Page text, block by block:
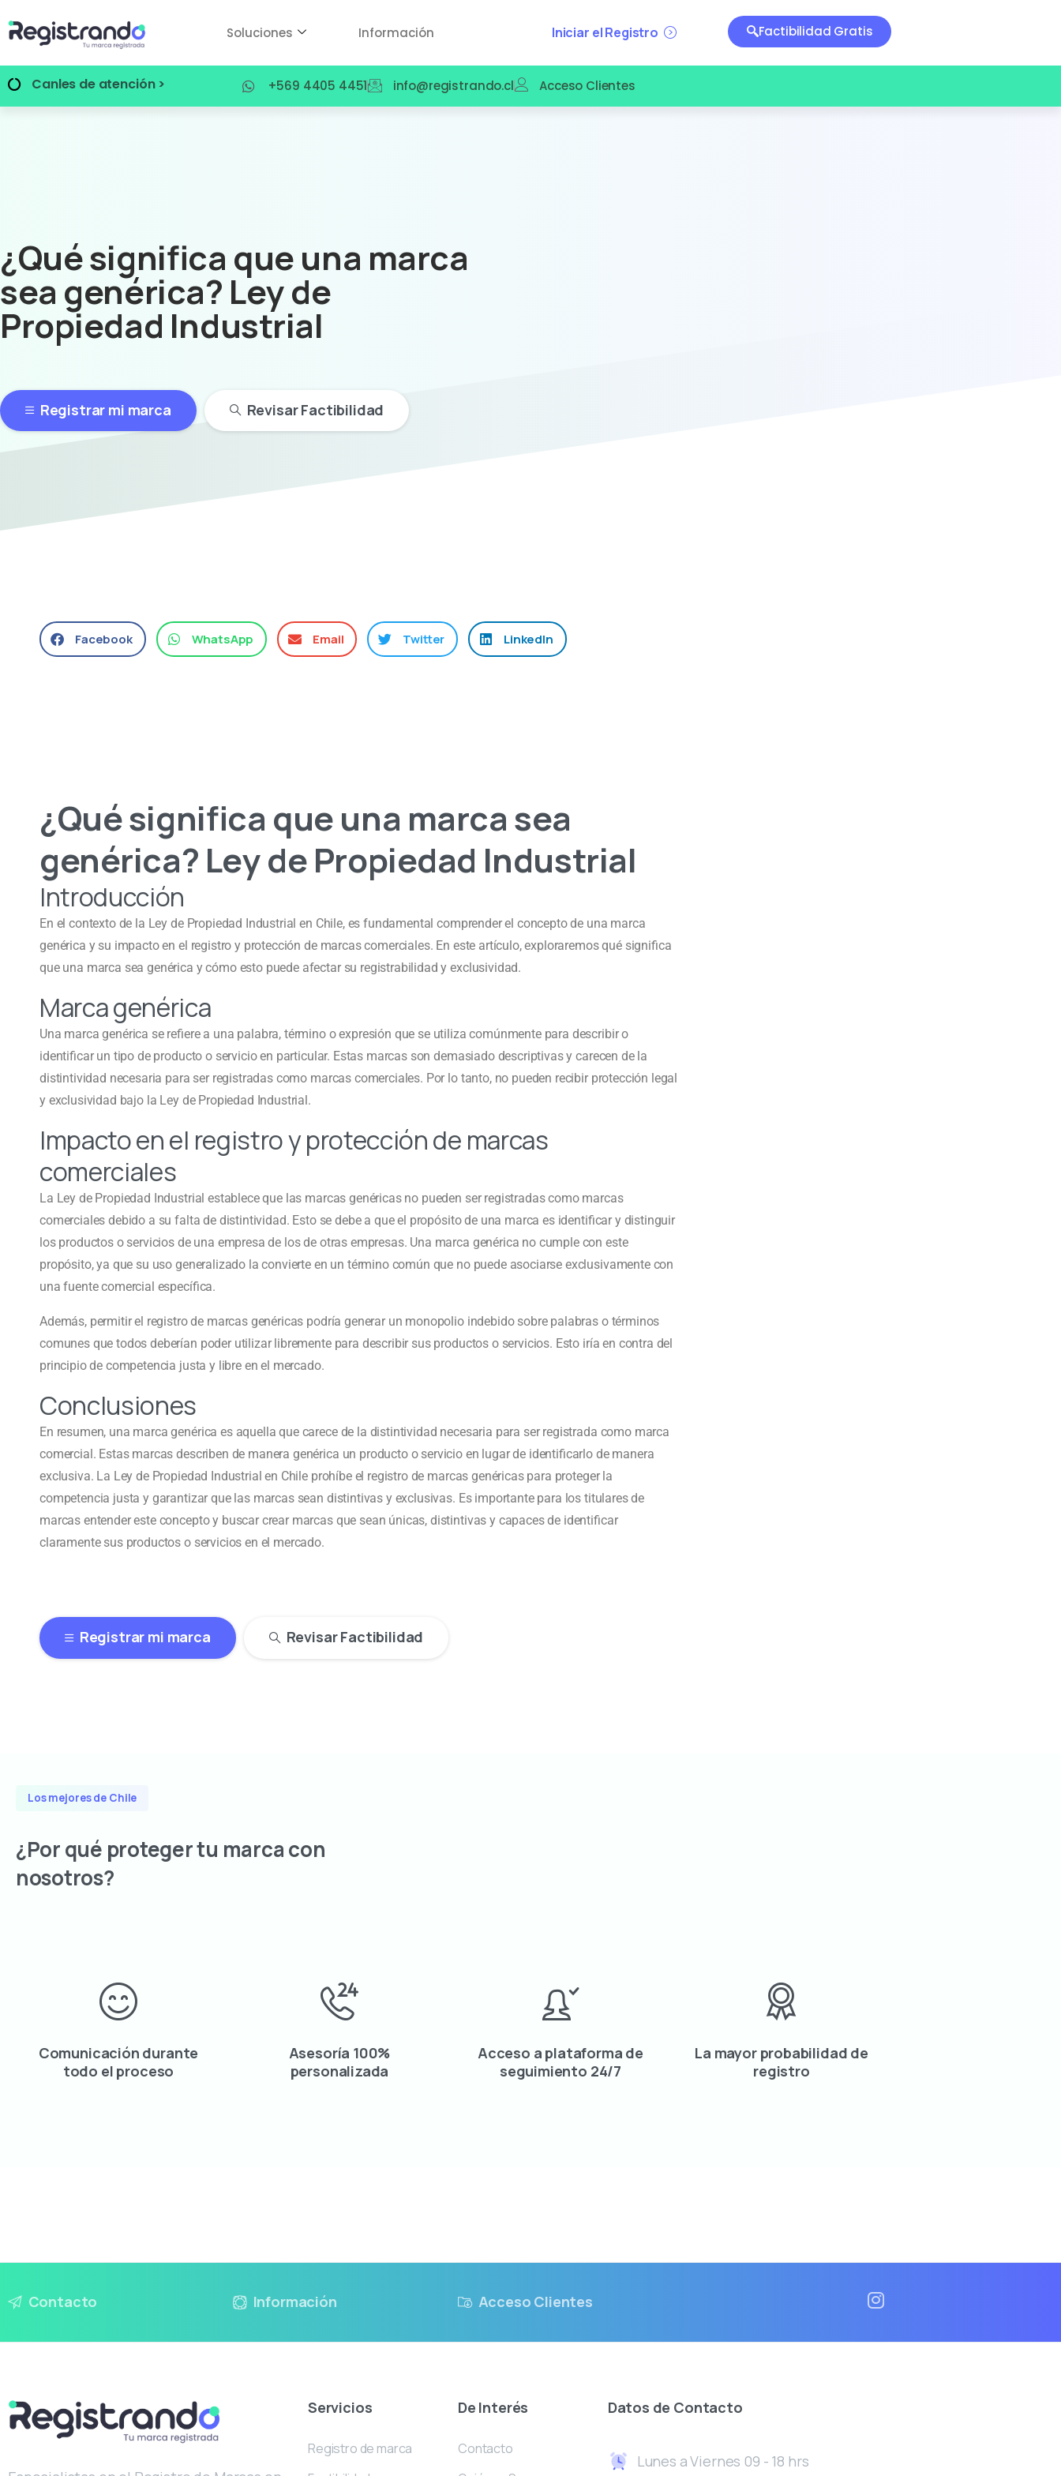
Soluciones Información Iniciar el Registro Factibilidad Gratis
Canles de atención > +569 4405 4451 info@registrando.cl Acceso Clientes
¿Qué significa que una marca
sea genérica? Ley de
Propiedad Industrial
Registrar mi marca Revisar Factibilidad
Facebook WhatsApp Email Twitter LinkedIn
¿Qué significa que una marca sea
genérica? Ley de Propiedad Industrial
Introducción
En el contexto de la Ley de Propiedad Industrial en Chile, es fundamental comprender el concepto de una marca
genérica y su impacto en el registro y protección de marcas comerciales. En este artículo, exploraremos qué significa
que una marca sea genérica y cómo esto puede afectar su registrabilidad y exclusividad.
Marca genérica
Una marca genérica se refiere a una palabra, término o expresión que se utiliza comúnmente para describir o
identificar un tipo de producto o servicio en particular. Estas marcas son demasiado descriptivas y carecen de la
distintividad necesaria para ser registradas como marcas comerciales. Por lo tanto, no pueden recibir protección legal
y exclusividad bajo la Ley de Propiedad Industrial.
Impacto en el registro y protección de marcas
comerciales
La Ley de Propiedad Industrial establece que las marcas genéricas no pueden ser registradas como marcas
comerciales debido a su falta de distintividad. Esto se debe a que el propósito de una marca es identificar y distinguir
los productos o servicios de una empresa de los de otras empresas. Una marca genérica no cumple con este
propósito, ya que su uso generalizado la convierte en un término común que no puede asociarse exclusivamente con
una fuente comercial específica.
Además, permitir el registro de marcas genéricas podría generar un monopolio indebido sobre palabras o términos
comunes que todos deberían poder utilizar libremente para describir sus productos o servicios. Esto iría en contra del
principio de competencia justa y libre en el mercado.
Conclusiones
En resumen, una marca genérica es aquella que carece de la distintividad necesaria para ser registrada como marca
comercial. Estas marcas describen de manera genérica un producto o servicio en lugar de identificarlo de manera
exclusiva. La Ley de Propiedad Industrial en Chile prohíbe el registro de marcas genéricas para proteger la
competencia justa y garantizar que las marcas sean distintivas y exclusivas. Es importante para los titulares de
marcas entender este concepto y buscar crear marcas que sean únicas, distintivas y capaces de identificar
claramente sus productos o servicios en el mercado.
Registrar mi marca Revisar Factibilidad
Los mejores de Chile
¿Porqué protegertu marcacon
nosotros?
Comunicación durante
todo el proceso
Asesoría 100%
personalizada
Acceso a plataforma de
seguimiento 24/7
La mayor probabilidad de
registro
Contacto Información Acceso Clientes
Servicios
Registro de marca
De Interés
Contacto
Datos de Contacto
Lunes a Viernes 09 - 18 hrs